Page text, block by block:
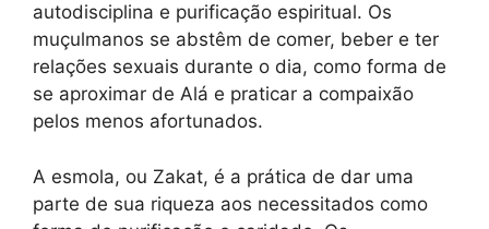
autodisciplina e purificação espiritual. Os
muçulmanos se abstêm de comer, beber e ter
relações sexuais durante o dia, como forma de
se aproximar de Alá e praticar a compaixão
pelos menos afortunados.
A esmola, ou Zakat, é a prática de dar uma
parte de sua riqueza aos necessitados como